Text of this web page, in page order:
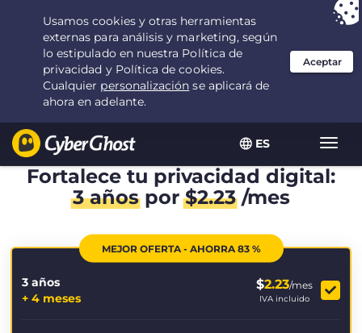
ES
Tu elección:la mejor ofertadurante 3.3333333333333 años por $
2.23 /mes
Fortalece tu privacidad digital:
3 añospor$2.23/mes
MEJOR OFERTA - AHORRA 83 %
3 años
+ 4 meses
$2.23/mes
IVA incluido